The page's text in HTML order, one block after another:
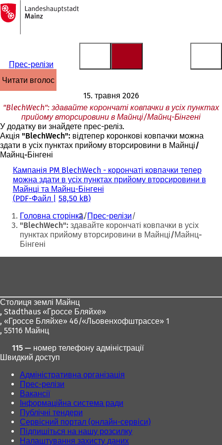
Перейти до змісту
На
головну
сторінку
Прес-релізи
читати вголос
15. травня 2026
"BlechWech": здавайте корончаті ковпачки в усіх пунктах
прийому вторсировини в Майнці/Майнц-Бінгені
У додатку ви знайдете прес-реліз.
Акція "BlechWech": відтепер коронкові ковпачки можна
здати в усіх пунктах прийому вторсировини в Майнці/
Майнц-Бінгені
Кампанія PM BlechWech - корончаті ковпачки тепер
можна здати в усіх пунктах прийому вторсировини в
Майнці та Майнц-Бінгені
PDF-Файл 58,50 kB
Ти
тут:
Головна сторінка Прес-релізи
"BlechWech": здавайте корончаті ковпачки в усіх
пунктах прийому вторсировини в Майнці/Майнц-
Бінгені
Столиця землі Майнц
, Stadthaus «Гроссе Бляйхе»
, «Гроссе Бляйхе» 46/«Льовенхофштрассе» 1
, 55116 Майнц
115 — номер телефону адміністрації
Швидкий доступ
Адміністративна організація
Прес-релізи
Вакансії
Інформаційна система ради
Публічні тендери
Сервісний портал (онлайн-сервіси)
Підпишіться на нашу розсилку
Налаштування захисту даних